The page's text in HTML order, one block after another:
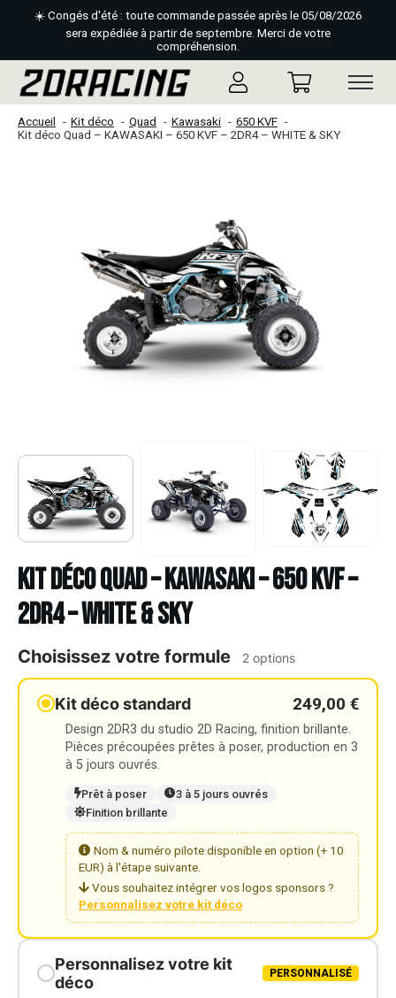
☀️ Congés d'été : toute commande passée après le 05/08/2026
sera expédiée à partir de septembre. Merci de votre
compréhension.
Accueil Kit déco Quad Kawasaki
650 KVF
Kit déco Quad – KAWASAKI – 650 KVF – 2DR4 – WHITE & SKY
Kit déco Quad – KAWASAKI – 650 KVF –
2DR4 – WHITE & SKY
Choisissez votre formule 2 options
Kit déco standard 249,00 €
Design 2DR3 du studio 2D Racing, finition brillante.
Pièces précoupées prêtes à poser, production en 3
à 5 jours ouvrés.
Prêt à poser
3 à 5 jours ouvrés
Finition brillante
Nom & numéro pilote disponible en option (+ 10
EUR) à l'étape suivante.
Vous souhaitez intégrer vos logos sponsors ?
Personnalisez votre kit déco
Personnalisez votre kit
déco
PERSONNALISÉ